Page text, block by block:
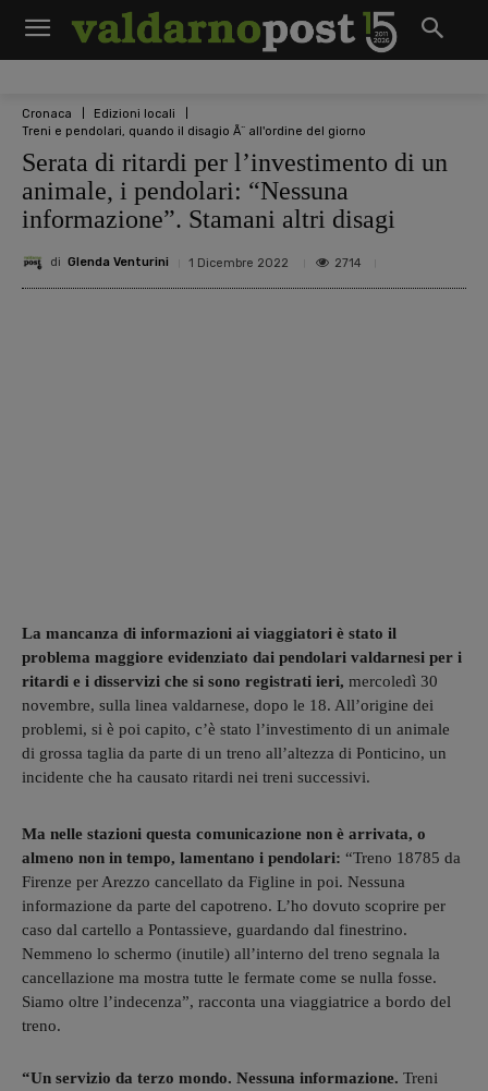
Cronaca
Edizioni locali
Treni e pendolari, quando il disagio Ã¨ all'ordine del giorno
Serata di ritardi per l’investimento di un
animale, i pendolari: “Nessuna
informazione”. Stamani altri disagi
di Glenda Venturini 1 Dicembre 2022 2714
La mancanza di informazioni ai viaggiatori è stato il
problema maggiore evidenziato dai pendolari valdarnesi per i
ritardi e i disservizi che si sono registrati ieri, mercoledì 30
novembre, sulla linea valdarnese, dopo le 18. All’origine dei
problemi, si è poi capito, c’è stato l’investimento di un animale
di grossa taglia da parte di un treno all’altezza di Ponticino, un
incidente che ha causato ritardi nei treni successivi.
Ma nelle stazioni questa comunicazione non è arrivata, o
almeno non in tempo, lamentano i pendolari: “Treno 18785 da
Firenze per Arezzo cancellato da Figline in poi. Nessuna
informazione da parte del capotreno. L’ho dovuto scoprire per
caso dal cartello a Pontassieve, guardando dal finestrino.
Nemmeno lo schermo (inutile) all’interno del treno segnala la
cancellazione ma mostra tutte le fermate come se nulla fosse.
Siamo oltre l’indecenza”, racconta una viaggiatrice a bordo del
treno.
“Un servizio da terzo mondo. Nessuna informazione. Treni